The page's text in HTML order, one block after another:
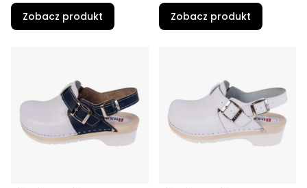
Zobacz produkt Zobacz produkt